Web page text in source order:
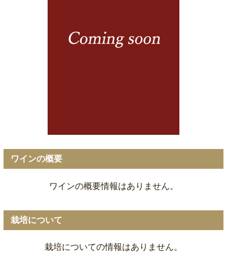
ワインの概要
ワインの概要情報はありません。
栽培について
栽培についての情報はありません。